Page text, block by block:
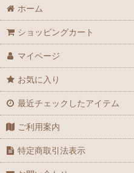
ホーム
ショッピングカート
マイページ
お気に入り
最近チェックしたアイテム
ご利用案内
特定商取引法表示